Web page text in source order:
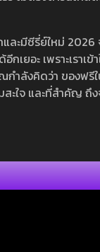
ละมีซีรี่ย์ใหม่
อีกเยอะ เพราะเร
กำลังคิดว่า ของฟ
สะใจ และที่สำคัญ